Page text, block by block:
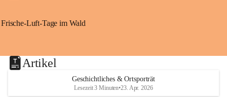
Frische-Luft-Tage im Wald
Artikel
Geschichtliches & Ortsporträt
Lesezeit 3 Minuten•23. Apr. 2026